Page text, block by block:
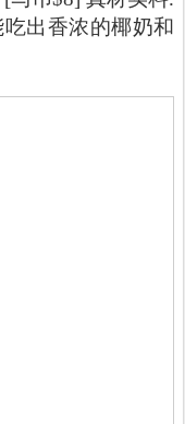
出香浓的椰奶和